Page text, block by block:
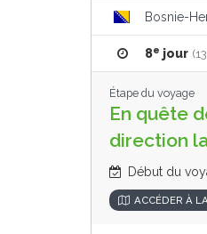
Bosnie-
8e jour
Étape du voyage
En quête
direction
Début du
ACCÉDER À